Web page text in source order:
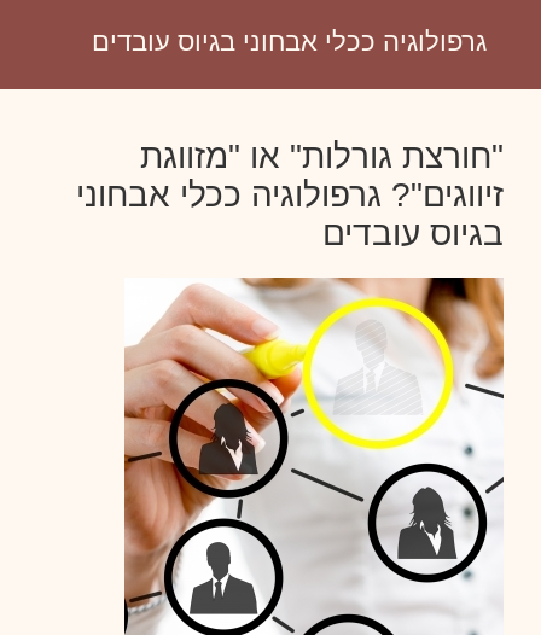
גרפולוגיה ככלי אבחוני בגיוס עובדים
"חורצת גורלות" או "מזווגת
זיווגים"? גרפולוגיה ככלי אבחוני
בגיוס עובדים